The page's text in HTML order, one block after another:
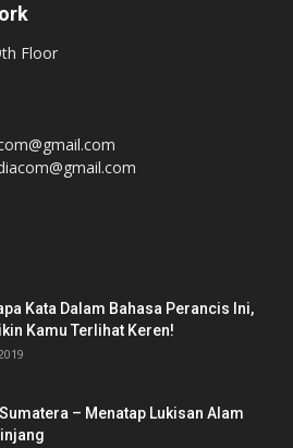
Floor
Kata Dalam Bahasa Perancis Ini,
Kamu Terlihat Keren!
– Menatap Lukisan Alam